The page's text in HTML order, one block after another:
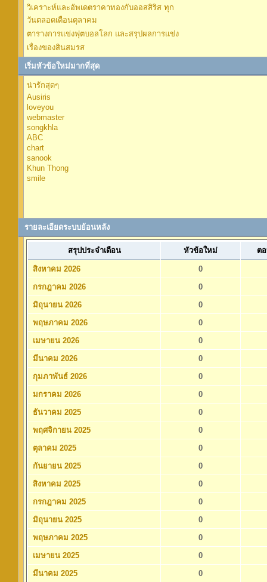
วิเคราะห์และอัพเดตราคาทองกับออสสิริส ทุก
วันตลอดเดือนตุลาคม
ตารางการแข่งฟุตบอลโลก และสรุปผลการแข่ง
เรื่องของสินสมรส
เริ่มหัวข้อใหม่มากที่สุด
น่ารักสุดๆ
Ausiris
loveyou
webmaster
songkhla
ABC
chart
sanook
Khun Thong
smile
รายละเอียดระบบย้อนหลัง
สรุปประจำเดือน หัวข้อใหม่ ต
สิงหาคม 2026
0
กรกฎาคม 2026
0
มิถุนายน 2026
0
พฤษภาคม 2026
0
เมษายน 2026
0
มีนาคม 2026
0
กุมภาพันธ์ 2026
0
มกราคม 2026
0
ธันวาคม 2025
0
พฤศจิกายน 2025
0
ตุลาคม 2025
0
กันยายน 2025
0
สิงหาคม 2025
0
กรกฎาคม 2025
0
มิถุนายน 2025
0
พฤษภาคม 2025
0
เมษายน 2025
0
มีนาคม 2025
0